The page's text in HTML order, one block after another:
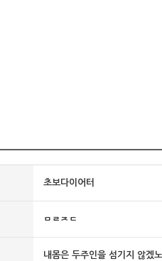
초보다이어터
ㅁㄹㅈㄷ
내몸은 두주인을 섬기지 않겠